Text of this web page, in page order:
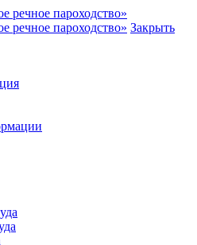
речное пароходство»
речное пароходство» Закрыть